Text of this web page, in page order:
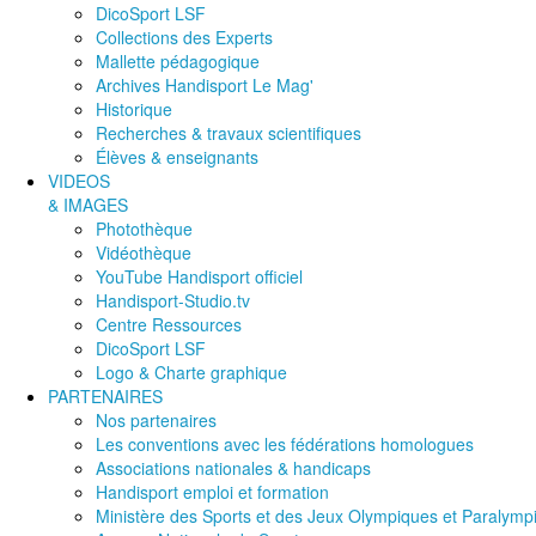
DicoSport LSF
Collections des Experts
Mallette pédagogique
Archives Handisport Le Mag'
Historique
Recherches & travaux scientifiques
Élèves & enseignants
VIDEOS
& IMAGES
Photothèque
Vidéothèque
YouTube Handisport officiel
Handisport-Studio.tv
Centre Ressources
DicoSport LSF
Logo & Charte graphique
PARTENAIRES
Nos partenaires
Les conventions avec les fédérations homologues
Associations nationales & handicaps
Handisport emploi et formation
Ministère des Sports et des Jeux Olympiques et